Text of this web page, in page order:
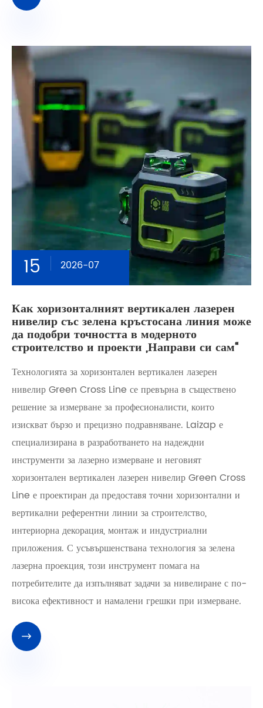
15 2026-07
Как хоризонталният вертикален лазерен
нивелир със зелена кръстосана линия може
да подобри точността в модерното
строителство и проекти „Направи си сам“
Технологията за хоризонтален вертикален лазерен
нивелир Green Cross Line се превърна в съществено
решение за измерване за професионалисти, които
изискват бързо и прецизно подравняване. Laizap е
специализирана в разработването на надеждни
инструменти за лазерно измерване и неговият
хоризонтален вертикален лазерен нивелир Green Cross
Line е проектиран да предоставя точни хоризонтални и
вертикални референтни линии за строителство,
интериорна декорация, монтаж и индустриални
приложения. С усъвършенствана технология за зелена
лазерна проекция, този инструмент помага на
потребителите да изпълняват задачи за нивелиране с по-
висока ефективност и намалени грешки при измерване.
